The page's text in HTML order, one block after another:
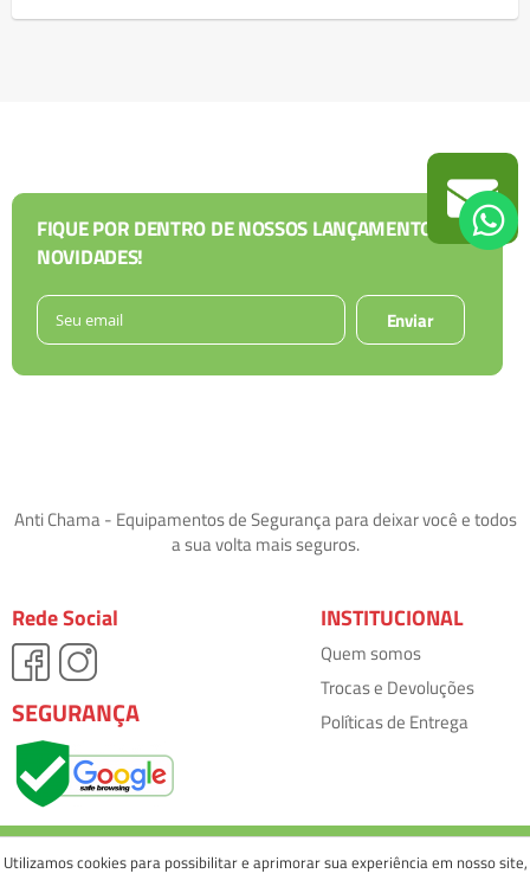
Utilizamos cookies para possibilitar e aprimorar sua experiência em nosso site,
FIQUE POR DENTRO DE NOSSOS LANÇAMENTOS E
NOVIDADES!
Enviar
Anti Chama - Equipamentos de Segurança para deixar você e todos
a sua volta mais seguros.
Rede Social
SEGURANÇA
INSTITUCIONAL
Quem somos
Trocas e Devoluções
Políticas de Entrega